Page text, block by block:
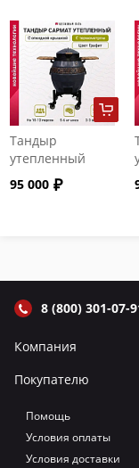
Тандыр
утепленный
"Сармат" с
откидной
95 000
8 (800) 301-07-
Компания
Покупателю
Помощь
Условия оплаты
Условия доставки